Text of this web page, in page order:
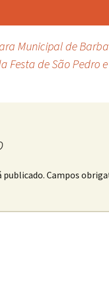
Municipal de
Festa de São Pedro
publicado. Campos